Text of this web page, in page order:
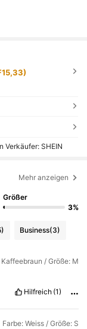
Verkäufer: SHEIN
Mehr anzeigen
Größer
3%
Business(3)
Kaffeebraun / Größe: M
Hilfreich (1)
Farbe: Weiss / Größe: S